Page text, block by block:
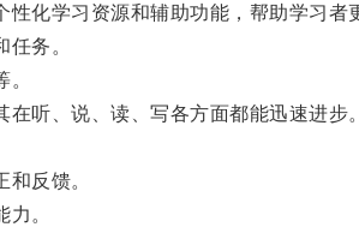
学习资源和辅助功能，帮助学习者
务。
听、说、读、写各方面都能迅速进步。
反馈。
。